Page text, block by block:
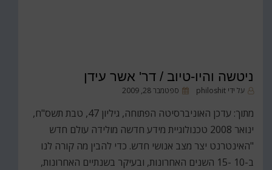
ניטשה והיו-טיוב / דר' אשר עידן
על ידי philoshit
פורסםספטמבר 28, 2009
מתוך: עדכן האוניברסיטה הפתוחה, גיליון 47, טבת תשס"ח,
ינואר 2008 טכנולוגיית מידע חדשה מולידה עולם חדש
"האינטרנט יצר מצב אנושי חדש. כדי להבין מה קורה לנו
ב-10 -15 השנים האחרונות, ובעיקר בשנתיים האחרונות,